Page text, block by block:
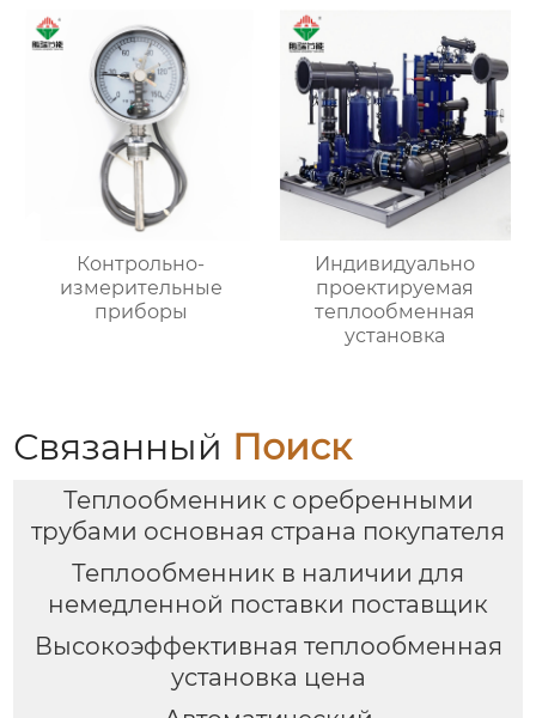
Контрольно-
измерительные
приборы
Индивидуально
проектируемая
теплообменная
установка
Связанный Поиск
Теплообменник с оребренными
трубами основная страна покупателя
Теплообменник в наличии для
немедленной поставки поставщик
Высокоэффективная теплообменная
установка цена